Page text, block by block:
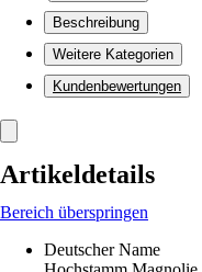
Beschreibung
Weitere Kategorien
Kundenbewertungen
Artikeldetails
Bereich überspringen
Deutscher Name